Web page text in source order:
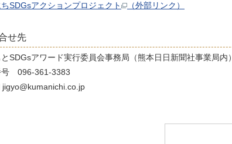
ちSDGsアクションプロジェクト
（外部リンク）
せ先
とSDGsアワード実行委員会事務局（熊本日日新聞社事業局内）
号 096-361-3383
jigyo@kumanichi.co.jp